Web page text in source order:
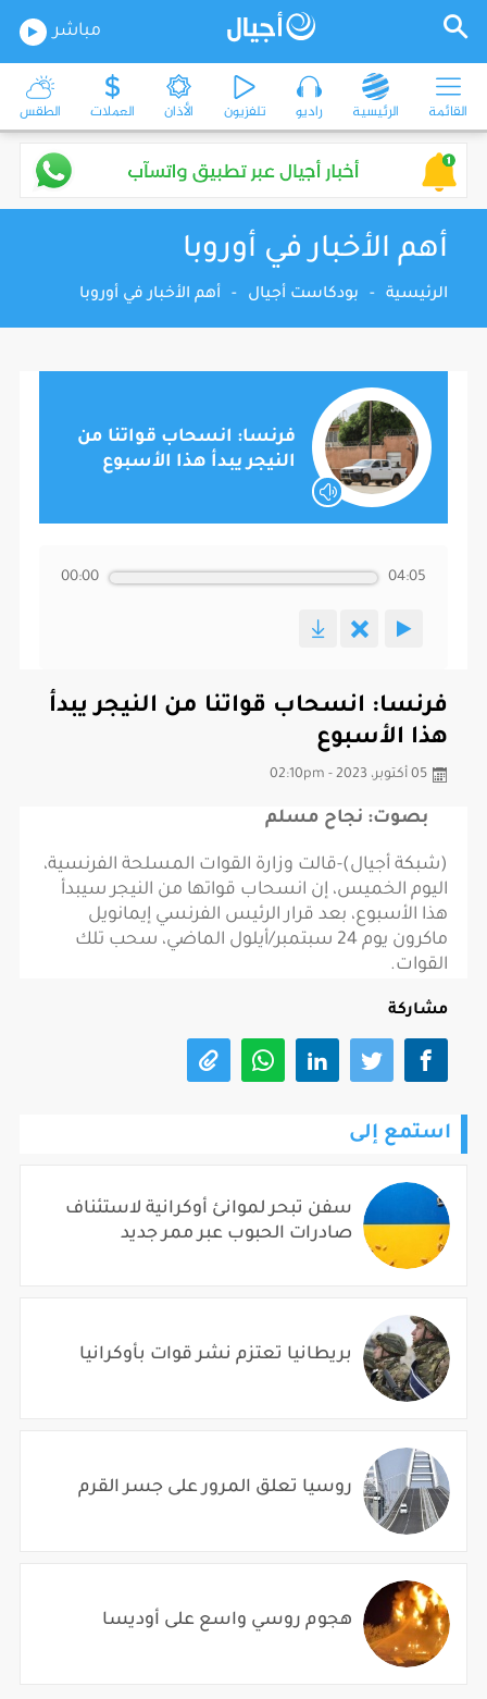
مباشر
القائمة الرئيسية راديو تلفزيون الأذان العملات الطقس
أهم الأخبار في أوروبا
الرئيسية - بودكاست أجيال - أهم الأخبار في أوروبا
فرنسا: انسحاب قواتنا من
النيجر يبدأ هذا الأسبوع
00:00 04:05
فرنسا: انسحاب قواتنا من النيجر يبدأ
هذا الأسبوع
05 أكتوبر، 2023 - 02:10pm
بصوت: نجاح مسلم
(شبكة أجيال)-قالت وزارة القوات المسلحة الفرنسية،
اليوم الخميس، إن انسحاب قواتها من النيجر سيبدأ
هذا الأسبوع، بعد قرار الرئيس الفرنسي إيمانويل
ماكرون يوم 24 سبتمبر/أيلول الماضي، سحب تلك
القوات.
مشاركة
استمع إلى
سفن تبحر لموانئ أوكرانية لاستئناف
صادرات الحبوب عبر ممر جديد
بريطانيا تعتزم نشر قوات بأوكرانيا
روسيا تعلق المرور على جسر القرم
هجوم روسي واسع على أوديسا